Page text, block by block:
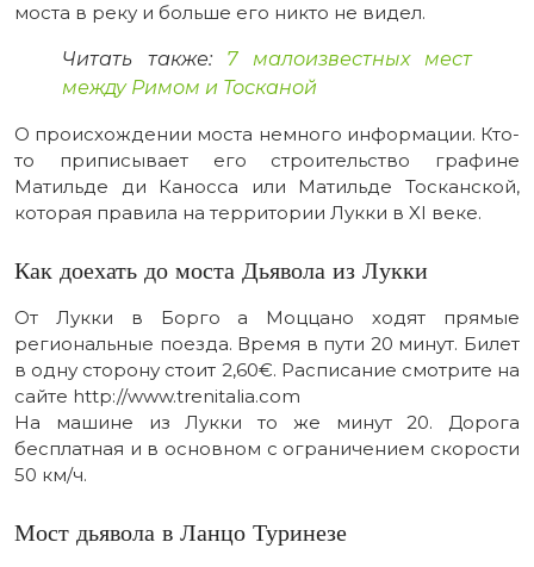
моста в реку и больше его никто не видел.
Читать также: 7 малоизвестных мест
между Римом и Тосканой
О происхождении моста немного информации. Кто-
то приписывает его строительство графине
Матильде ди Каносса или Матильде Тосканской,
которая правила на территории Лукки в XI веке.
Как доехать до моста Дьявола из Лукки
От Лукки в Борго а Моццано ходят прямые
региональные поезда. Время в пути 20 минут. Билет
в одну сторону стоит 2,60€. Расписание смотрите на
сайте http://www.trenitalia.com
На машине из Лукки то же минут 20. Дорога
бесплатная и в основном с ограничением скорости
50 км/ч.
Мост дьявола в Ланцо Туринезе